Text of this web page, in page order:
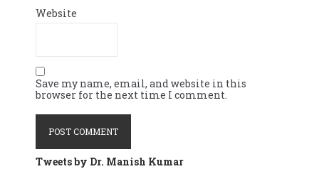
Website
Save my name, email, and website in this
browser for the next time I comment.
Tweets by Dr. Manish Kumar